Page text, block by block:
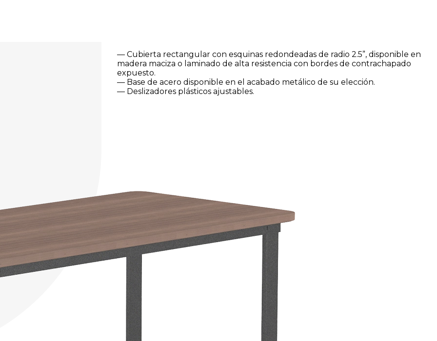
— Cubierta rectangular con esquinas redondeadas de radio 2.5”, disponible en
madera maciza o laminado de alta resistencia con bordes de contrachapado
expuesto.
— Base de acero disponible en el acabado metálico de su elección.
— Deslizadores plásticos ajustables.